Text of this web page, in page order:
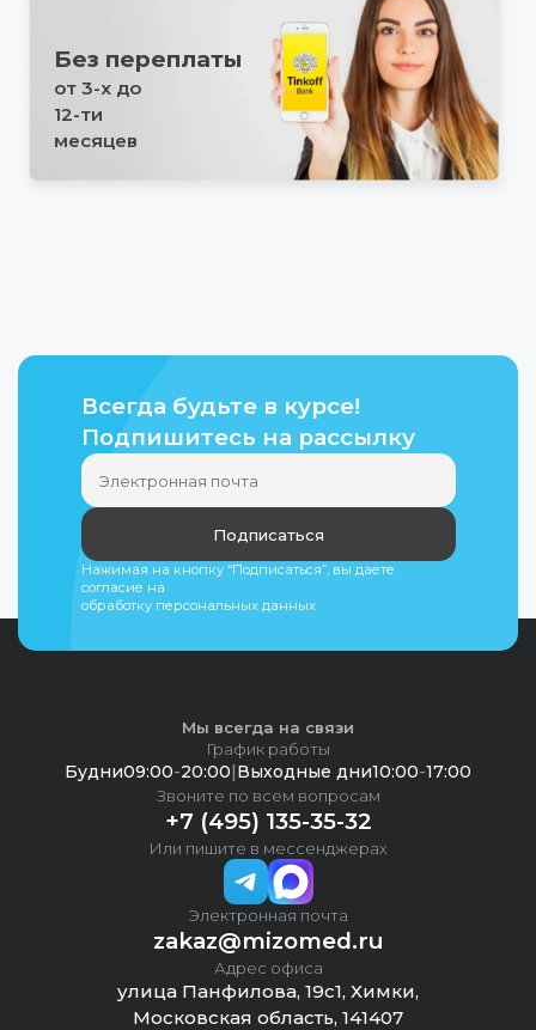
Без переплаты
от 3-х до
12-ти
месяцев
Всегда будьте в курсе!
Подпишитесь на рассылку
Подписаться
Нажимая на кнопку “Подписаться”, вы даете
согласие на
обработку персональных данных
Мы всегда на связи
График работы
Будни09:00-20:00 Выходные дни10:00-17:00
Звоните по всем вопросам
+7 (495) 135-35-32
Или пишите в мессенджерах
Электронная почта
zakaz@mizomed.ru
Адрес офиса
улица Панфилова, 19с1, Химки,
Московская область, 141407